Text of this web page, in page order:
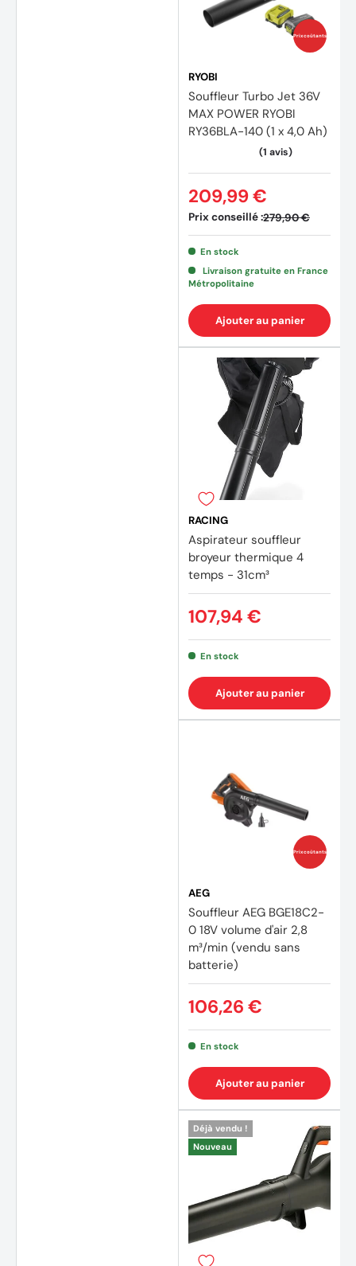
Prix coûtants
RYOBI
Souffleur Turbo Jet 36V
MAX POWER RYOBI
RY36BLA-140 (1 x 4,0 Ah)
Prix conseillé :279,90 €
209,99 €
En stock
Livraison gratuite en France
Métropolitaine
Ajouter au panier
RACING
Aspirateur souffleur
broyeur thermique 4
temps - 31cm³
107,94 €
En stock
Ajouter au panier
Prix coûtants
AEG
Souffleur AEG BGE18C2-
0 18V volume d'air 2,8
m³/min (vendu sans
batterie)
106,26 €
En stock
Ajouter au panier
Déjà vendu !
Nouveau